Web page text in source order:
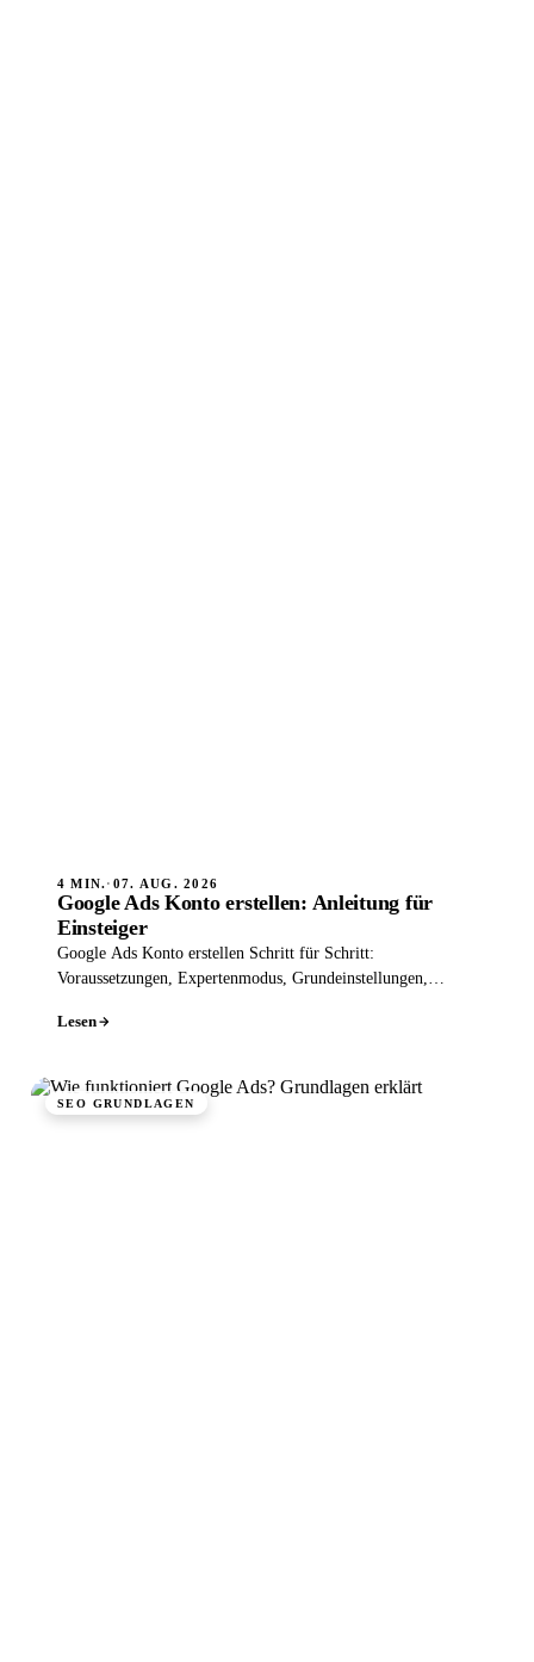
4 MIN.· 07. AUG. 2026
Google Ads Konto erstellen: Anleitung für
Einsteiger
Google Ads Konto erstellen Schritt für Schritt:
Voraussetzungen, Expertenmodus, Grundeinstellungen,
Lesen
SEO GRUNDLAGEN